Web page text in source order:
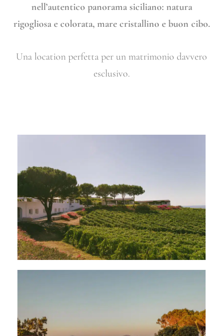
nell’autentico panorama siciliano: natura
rigogliosa e colorata, mare cristallino e buon cibo.
Una location perfetta per un matrimonio davvero
esclusivo.